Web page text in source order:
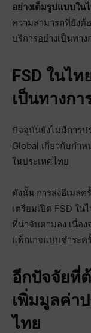
อย่างเต็มรูปแบบใน
ความสามารถที่ยังต้
บริการอย่างเป็นทา
FSD ในไท
เป็นทางกา
ปัจจุบันยังไม่มีการป
Global เกี่ยวกับกำ
ในประเทศไทย
ดังนั้น การส่งอีเมลค
เตรียมเปิด FSD ใ
ที่น่าจับตามอง เนื่อ
แพ็กเกจแบบชำระค
อีกปัจจัยที่
เพิ่มมูลค่า
ไทย